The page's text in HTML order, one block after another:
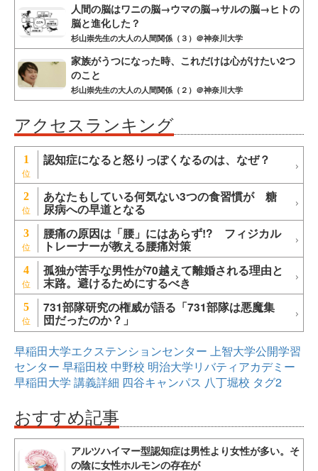
人間の脳はワニの脳→ウマの脳→サルの脳→ヒトの
脳と進化した？
杉山崇先生の大人の人間関係（３）＠神奈川大学
家族がうつになった時、これだけは心がけたい2つ
のこと
杉山崇先生の大人の人間関係（２）＠神奈川大学
アクセスランキング
1 認知症になると怒りっぽくなるのは、なぜ？
2 あなたもしている何気ない3つの食習慣が 糖
尿病への早道となる
3 腰痛の原因は「腰」にはあらず!? フィジカル
トレーナーが教える腰痛対策
4 孤独が苦手な男性が70越えて離婚される理由と
末路。避けるためにするべき
5 731部隊研究の権威が語る「731部隊は悪魔集
団だったのか？」
早稲田大学エクステンションセンター 上智大学公開学習
センター 早稲田校 中野校 明治大学リバティアカデミー
早稲田大学 講義詳細 四谷キャンパス 八丁堀校 タグ2
おすすめ記事
アルツハイマー型認知症は男性より女性が多い。そ
の陰に女性ホルモンの存在が